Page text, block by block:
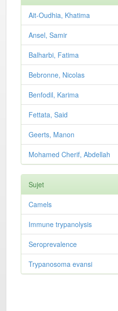
Ait-Oudhia, Khatima
Ansel, Samir
Balharbi, Fatima
Bebronne, Nicolas
Benfodil, Karima
Fettata, Said
Geerts, Manon
Mohamed Cherif, Abdellah
Sujet
Camels
Immune trypanolysis
Seroprevalence
Trypanosoma evansi